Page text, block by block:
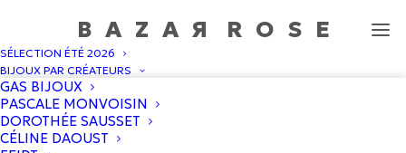
BAZA R ROS E
SÉLECTION ÉTÉ 2026
BIJOUX PAR CRÉATEURS
GAS BIJOUX
PASCALE MONVOISIN
DOROTHÉE SAUSSET
CÉLINE DAOUST
Pendentifs et Charms
Accueil/Boutique